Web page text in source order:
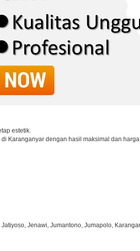
estetik.
Karanganyar dengan hasil maksimal dan
Jenawi, Jumantono, Jumapolo,